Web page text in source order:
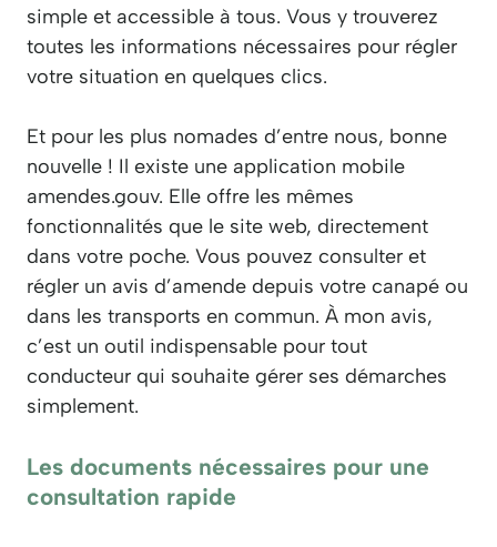
simple et accessible à tous. Vous y trouverez
toutes les informations nécessaires pour régler
votre situation en quelques clics.
Et pour les plus nomades d’entre nous, bonne
nouvelle ! Il existe une application mobile
amendes.gouv. Elle offre les mêmes
fonctionnalités que le site web, directement
dans votre poche. Vous pouvez consulter et
régler un avis d’amende depuis votre canapé ou
dans les transports en commun. À mon avis,
c’est un outil indispensable pour tout
conducteur qui souhaite gérer ses démarches
simplement.
Les documents nécessaires pour une
consultation rapide